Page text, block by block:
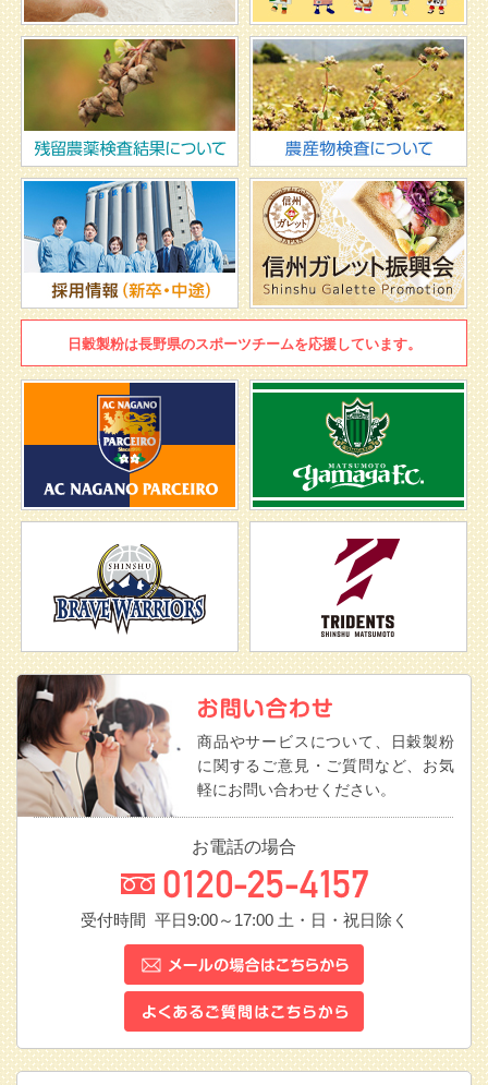
日穀製粉は長野県のスポーツチームを応援しています。
商品やサービスについて、日穀製粉
に関するご意見・ご質問など、お気
軽にお問い合わせください。
お電話の場合
受付時間 平日9:00～17:00土・日・祝日除く